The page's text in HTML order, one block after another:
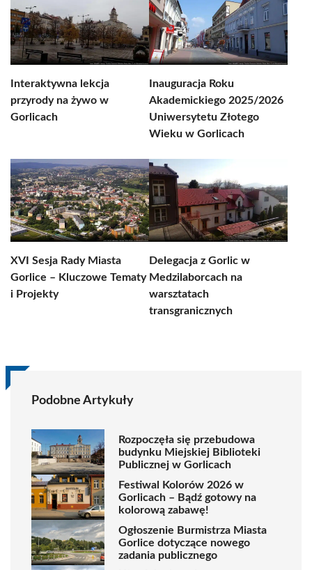
Interaktywna lekcja
przyrody na żywo w
Gorlicach
Inauguracja Roku
Akademickiego 2025/2026
Uniwersytetu Złotego
Wieku w Gorlicach
XVI Sesja Rady Miasta
Gorlice – Kluczowe Tematy
i Projekty
Delegacja z Gorlic w
Medzilaborcach na
warsztatach
transgranicznych
Podobne Artykuły
Rozpoczęła się przebudowa
budynku Miejskiej Biblioteki
Publicznej w Gorlicach
Festiwal Kolorów 2026 w
Gorlicach – Bądź gotowy na
kolorową zabawę!
Ogłoszenie Burmistrza Miasta
Gorlice dotyczące nowego
zadania publicznego